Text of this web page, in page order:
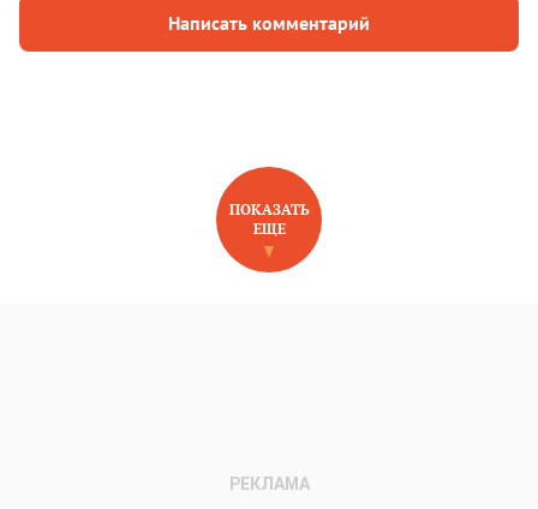
Написать комментарий
НОВОЕ НА САЙТЕ
ПОКАЗАТЬ
ЕЩЕ